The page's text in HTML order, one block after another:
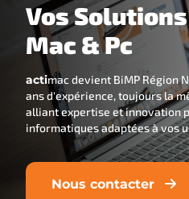
Vos
Mac & Pc
actimac devient BiMP Région
ans d'expérience,toujours la
alliant expertise et innovation
informatiques adaptées à vos
Nous contacter